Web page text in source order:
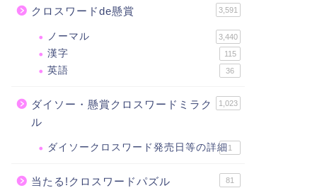
クロスワードde懸賞 3,591
ノーマル 3,440
漢字 115
英語 36
ダイソー・懸賞クロスワードミラク
ル
1,023
ダイソークロスワード発売日等の詳細 1
当たる!クロスワードパズル 81